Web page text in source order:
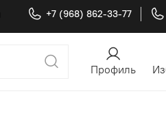
+7 (968) 862-33-77
Профиль